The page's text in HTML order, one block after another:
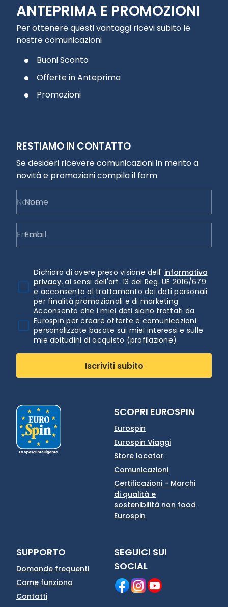
ANTEPRIMA E PROMOZIONI
Per ottenere questi vantaggi ricevi subito le
nostre comunicazioni
Buoni Sconto
Offerte in Anteprima
Promozioni
RESTIAMO IN CONTATTO
Se desideri ricevere comunicazioni in merito a
novità e promozioni compila il form
Nome
Email
Dichiaro di avere preso visione dell' informativa
privacy. ai sensi dell'art. 13 del Reg. UE 2016/679
e acconsento al trattamento dei dati personali
per finalità promozionali e di marketing
Acconsento che i miei dati siano trattati da
Eurospin per creare offerte e comunicazioni
personalizzate basate sui miei interessi e sulle
mie abitudini di acquisto (profilazione)
Iscriviti subito
SCOPRI EUROSPIN
Eurospin
Eurospin Viaggi
Store locator
Comunicazioni
Certificazioni - Marchi
di qualità e
sostenibilità non food
Eurospin
SUPPORTO
Domande frequenti
Come funziona
Contatti
SEGUICI SUI
SOCIAL